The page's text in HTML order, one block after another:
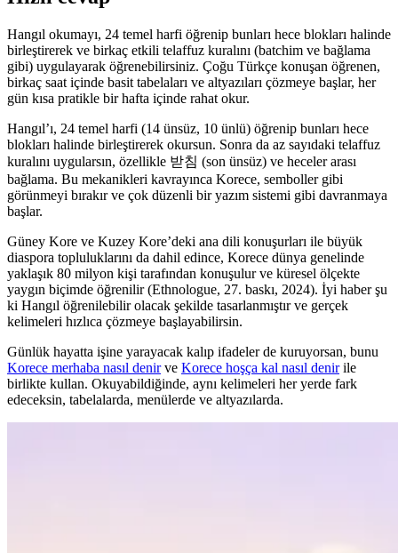
Hangıl okumayı, 24 temel harfi öğrenip bunları hece blokları halinde
birleştirerek ve birkaç etkili telaffuz kuralını (batchim ve bağlama
gibi) uygulayarak öğrenebilirsiniz. Çoğu Türkçe konuşan öğrenen,
birkaç saat içinde basit tabelaları ve altyazıları çözmeye başlar, her
gün kısa pratikle bir hafta içinde rahat okur.
Hangıl’ı, 24 temel harfi (14 ünsüz, 10 ünlü) öğrenip bunları hece
blokları halinde birleştirerek okursun. Sonra da az sayıdaki telaffuz
kuralını uygularsın, özellikle 받침 (son ünsüz) ve heceler arası
bağlama. Bu mekanikleri kavrayınca Korece, semboller gibi
görünmeyi bırakır ve çok düzenli bir yazım sistemi gibi davranmaya
başlar.
Güney Kore ve Kuzey Kore’deki ana dili konuşurları ile büyük
diaspora topluluklarını da dahil edince, Korece dünya genelinde
yaklaşık 80 milyon kişi tarafından konuşulur ve küresel ölçekte
yaygın biçimde öğrenilir (Ethnologue, 27. baskı, 2024). İyi haber şu
ki Hangıl öğrenilebilir olacak şekilde tasarlanmıştır ve gerçek
kelimeleri hızlıca çözmeye başlayabilirsin.
Günlük hayatta işine yarayacak kalıp ifadeler de kuruyorsan, bunu
Korece merhaba nasıl denirve Korece hoşça kal nasıl denirile
birlikte kullan. Okuyabildiğinde, aynı kelimeleri her yerde fark
edeceksin, tabelalarda, menülerde ve altyazılarda.